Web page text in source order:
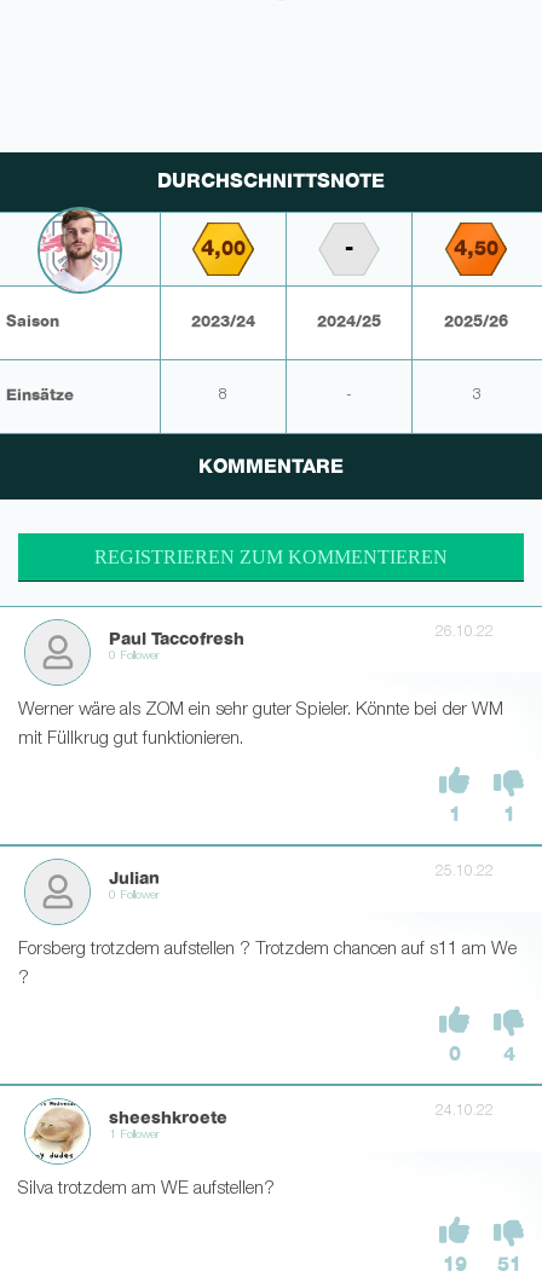
DURCHSCHNITTSNOTE
4,00 - 4,50
Saison 2023/24 2024/25 2025/26
Einsätze 8 - 3
KOMMENTARE
REGISTRIEREN ZUM KOMMENTIEREN
Paul Taccofresh
0 Follower
26.10.22
Werner wäre als ZOM ein sehr guter Spieler. Könnte bei der WM
mit Füllkrug gut funktionieren.
1 1
Julian
0 Follower
25.10.22
Forsberg trotzdem aufstellen ? Trotzdem chancen auf s11 am We
?
0 4
sheeshkroete
1 Follower
24.10.22
Silva trotzdem am WE aufstellen?
19 51